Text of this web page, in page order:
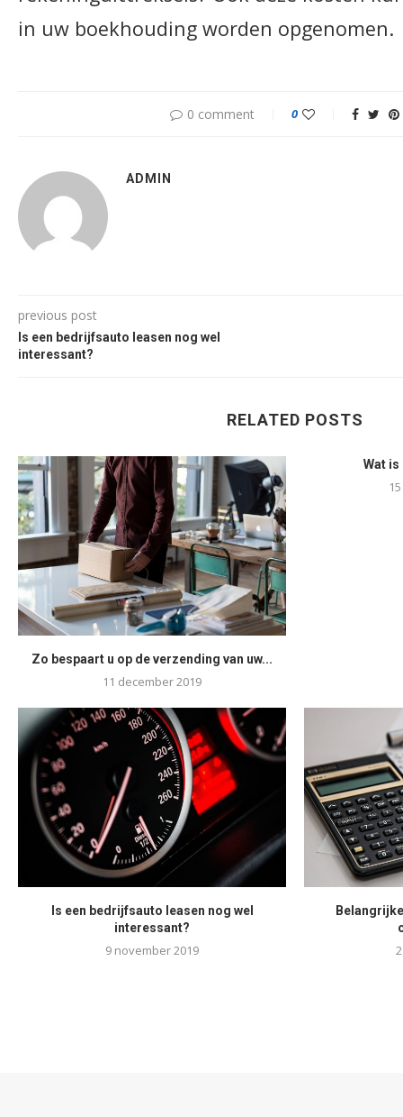
in uw boekhouding worden opgenomen.
0 comment 0
ADMIN
previous post
Is een bedrijfsauto leasen nog wel
interessant?
RELATED POSTS
Zo bespaart u op de verzending van uw...
11 december 2019
Wat
Is een bedrijfsauto leasen nog wel
interessant?
9 november 2019